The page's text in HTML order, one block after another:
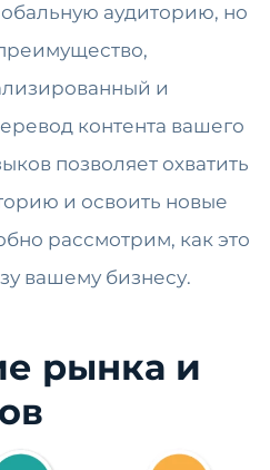
аудиторию, но
и
контента вашего
позволяет охватить
и освоить новые
рассмотрим, как это
вашему бизнесу.
рынка и